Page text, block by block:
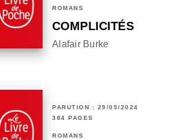
ROMANS
COMPLICITÉS
Alafair Burke
PARUTION : 29/05/2024
384 PAGES
ROMANS